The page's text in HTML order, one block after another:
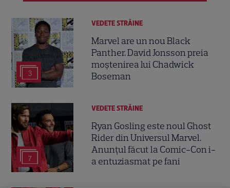
3
VEDETE STRĂINE
Marvel are un nou Black
Panther. David Jonsson preia
moștenirea lui Chadwick
Boseman
7
VEDETE STRĂINE
Ryan Gosling este noul Ghost
Rider din Universul Marvel.
Anunțul făcut la Comic-Con i-
a entuziasmat pe fani